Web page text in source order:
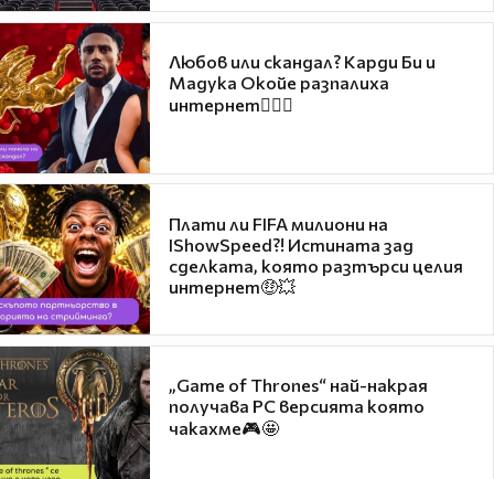
Любов или скандал? Карди Би и
Мадука Окойе разпалиха
интернет❤️‍🔥🔥
Плати ли FIFA милиони на
IShowSpeed?! Истината зад
сделката, която разтърси целия
интернет🤑💥
„Game of Thrones“ най-накрая
получава PC версията която
чакахме🎮🤩